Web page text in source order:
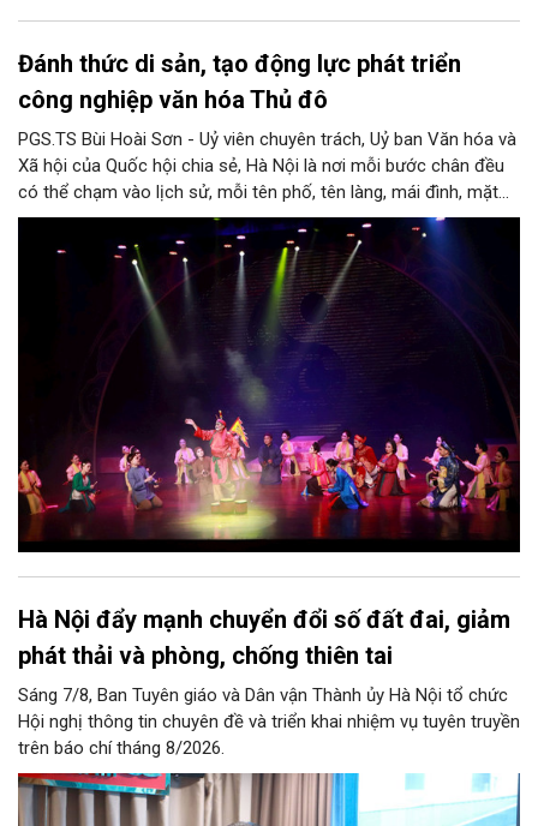
Đánh thức di sản, tạo động lực phát triển
công nghiệp văn hóa Thủ đô
PGS.TS Bùi Hoài Sơn - Uỷ viên chuyên trách, Uỷ ban Văn hóa và
Xã hội của Quốc hội chia sẻ, Hà Nội là nơi mỗi bước chân đều
có thể chạm vào lịch sử, mỗi tên phố, tên làng, mái đình, mặt
hồ, nếp nhà, câu hát, món ăn, làn điệu, nghề thủ công đều có
thể kể một câu chuyện về chiều sâu văn hiến của dân tộc.
Nhưng trong kỷ nguyên mới, câu hỏi đặt ra không chỉ Hà Nội có
bao nhiêu di sản, bao nhiêu văn nghệ sĩ, trí thức, không gian ký
ức, mà là làm thế nào để những giá trị ấy trở thành nguồn lực
phát triển, thành sức mạnh mềm, thành động lực sáng tạo,
thành năng lực cạnh tranh của Thủ đô.
Hà Nội đẩy mạnh chuyển đổi số đất đai, giảm
phát thải và phòng, chống thiên tai
Sáng 7/8, Ban Tuyên giáo và Dân vận Thành ủy Hà Nội tổ chức
Hội nghị thông tin chuyên đề và triển khai nhiệm vụ tuyên truyền
trên báo chí tháng 8/2026.